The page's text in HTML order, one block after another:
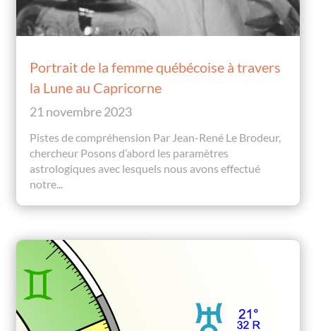
Portrait de la femme québécoise à travers
la Lune au Capricorne
21 novembre 2023
Pistes de compréhension Par Jean-René Le Brodeur,
chercheur Posons d’abord les paramètres
astrologiques avec lesquels nous avons effectué
notre...